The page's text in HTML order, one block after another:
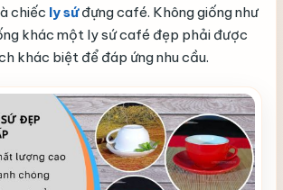
chiếc ly sứđựng café. Không giống như
khác một ly sứ café đẹp phải được
khác biệt để đáp ứng nhu cầu.